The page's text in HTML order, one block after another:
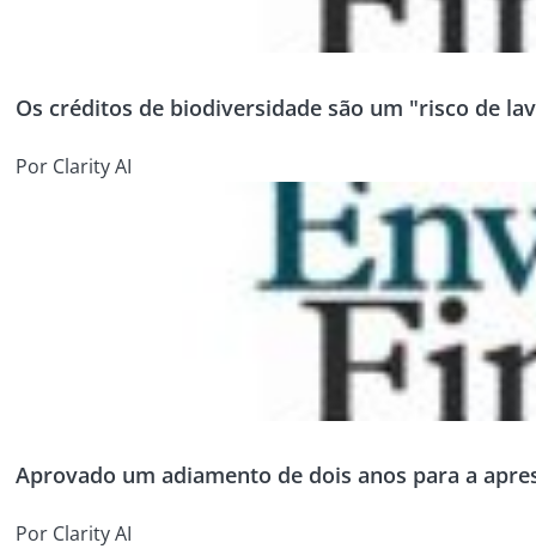
Os créditos de biodiversidade são um "risco de
Por Clarity AI
Aprovado um adiamento de dois anos para a
Por Clarity AI